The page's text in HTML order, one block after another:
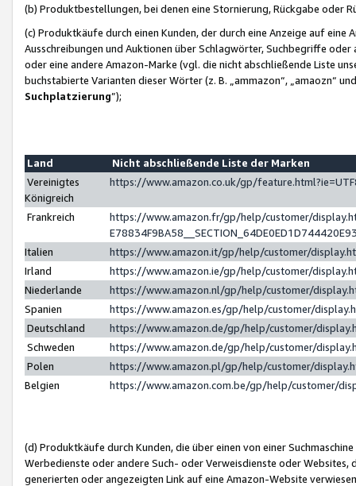
(b) Produktbestellungen, bei denen eine Stornierung, Rückgabe oder
(c) Produktkäufe durch einen Kunden, der durch eine Anzeige auf
Ausschreibungen und Auktionen über Schlagwörter, Suchbegriffe
oder eine andere Amazon-Marke (vgl. die nicht abschließende Liste
buchstabierte Varianten dieser Wörter (z. B. „ammazon“, „amaozn“
Suchplatzierung”);
Land
Nicht abschließende Liste der Marken
Vereinigtes
Königreich
https://www.amazon.co.uk/gp/
Frankreich
https://www.amazon.fr/gp/help/customer/
Italien
https://www.amazon.it/gp/help/customer/
Irland
https://www.amazon.ie/gp/help/customer/
Niederlande
https://www.amazon.nl/gp/help/customer/
Spanien
https://www.amazon.es/gp/help/customer/
Deutschland
https://www.amazon.de/gp/help/customer/
Schweden
https://www.amazon.de/gp/help/customer/
Polen
https://www.amazon.pl/gp/help/customer/
Belgien
https://www.amazon.com.be/gp/help/customer/
(d) Produktkäufe durch Kunden, die über einen von einer
Werbedienste oder andere Such- oder Verweisdienste oder Websites,
generierten oder angezeigten Link auf eine Amazon-Website